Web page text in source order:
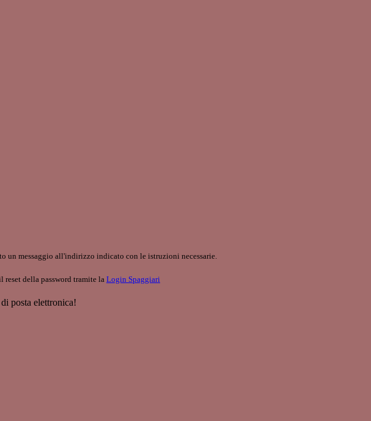
un messaggio all'indirizzo indicato con le istruzioni necessarie.
reset della password tramite la Login Spaggiari
posta elettronica!